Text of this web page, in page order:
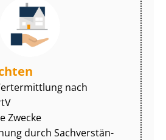
nach
Zwecke
durch Sach­ver­stän­